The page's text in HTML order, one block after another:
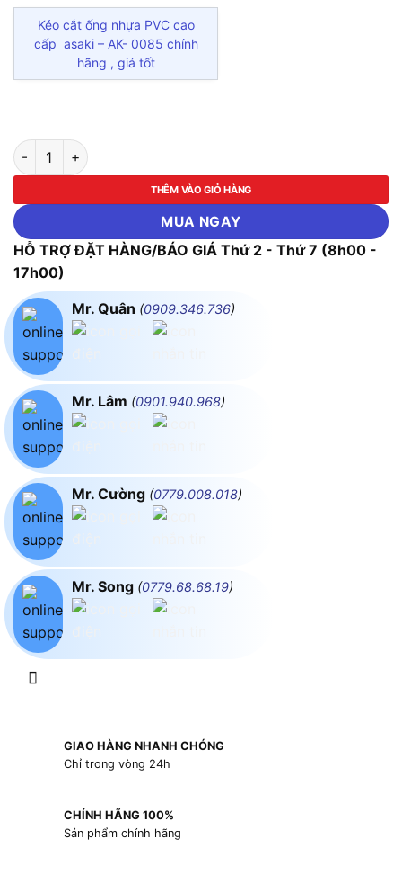
Kéo cắt ống nhựa PVC cao
cấp asaki – AK- 0085 chính
hãng , giá tốt
Kéo cắt ống nhựa PVC (lưỡi kéo inox) cao cấp AK-0085 số
THÊM VÀO GIỎ HÀNG
MUA NGAY
HỖ TRỢ ĐẶT HÀNG/BÁO GIÁ Thứ 2 - Thứ 7 (8h00 -
17h00)
Mr. Quân (0909.346.736)
Mr. Lâm (0901.940.968)
Mr. Cường (0779.008.018)
Mr. Song (0779.68.68.19)
GIAO HÀNG NHANH CHÓNG
Chỉ trong vòng 24h
CHÍNH HÃNG 100%
Sản phẩm chính hãng